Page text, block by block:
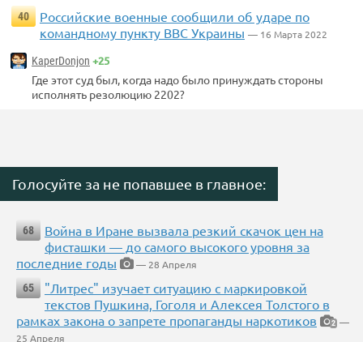
40
Российские военные сообщили об ударе по
командному пункту ВВС Украины — 16 Марта 2022
KaperDonjon +25
Где этот суд был, когда надо было принуждать стороны
исполнять резолюцию 2202?
Голосуйте за не попавшее в главное:
68
Война в Иране вызвала резкий скачок цен на
фисташки — до самого высокого уровня за
последние годы
— 28 Апреля
65
"Литрес" изучает ситуацию с маркировкой
текстов Пушкина, Гоголя и Алексея Толстого в
рамках закона о запрете пропаганды наркотиков
2 —
25 Апреля